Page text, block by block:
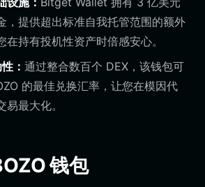
，提供超出标准自我托管范围的额外
在持有投机性资产时倍感安心。
： 通过整合数百个 DEX，该钱包可
的最佳兑换汇率，让您在模因代
最大化。
钱包